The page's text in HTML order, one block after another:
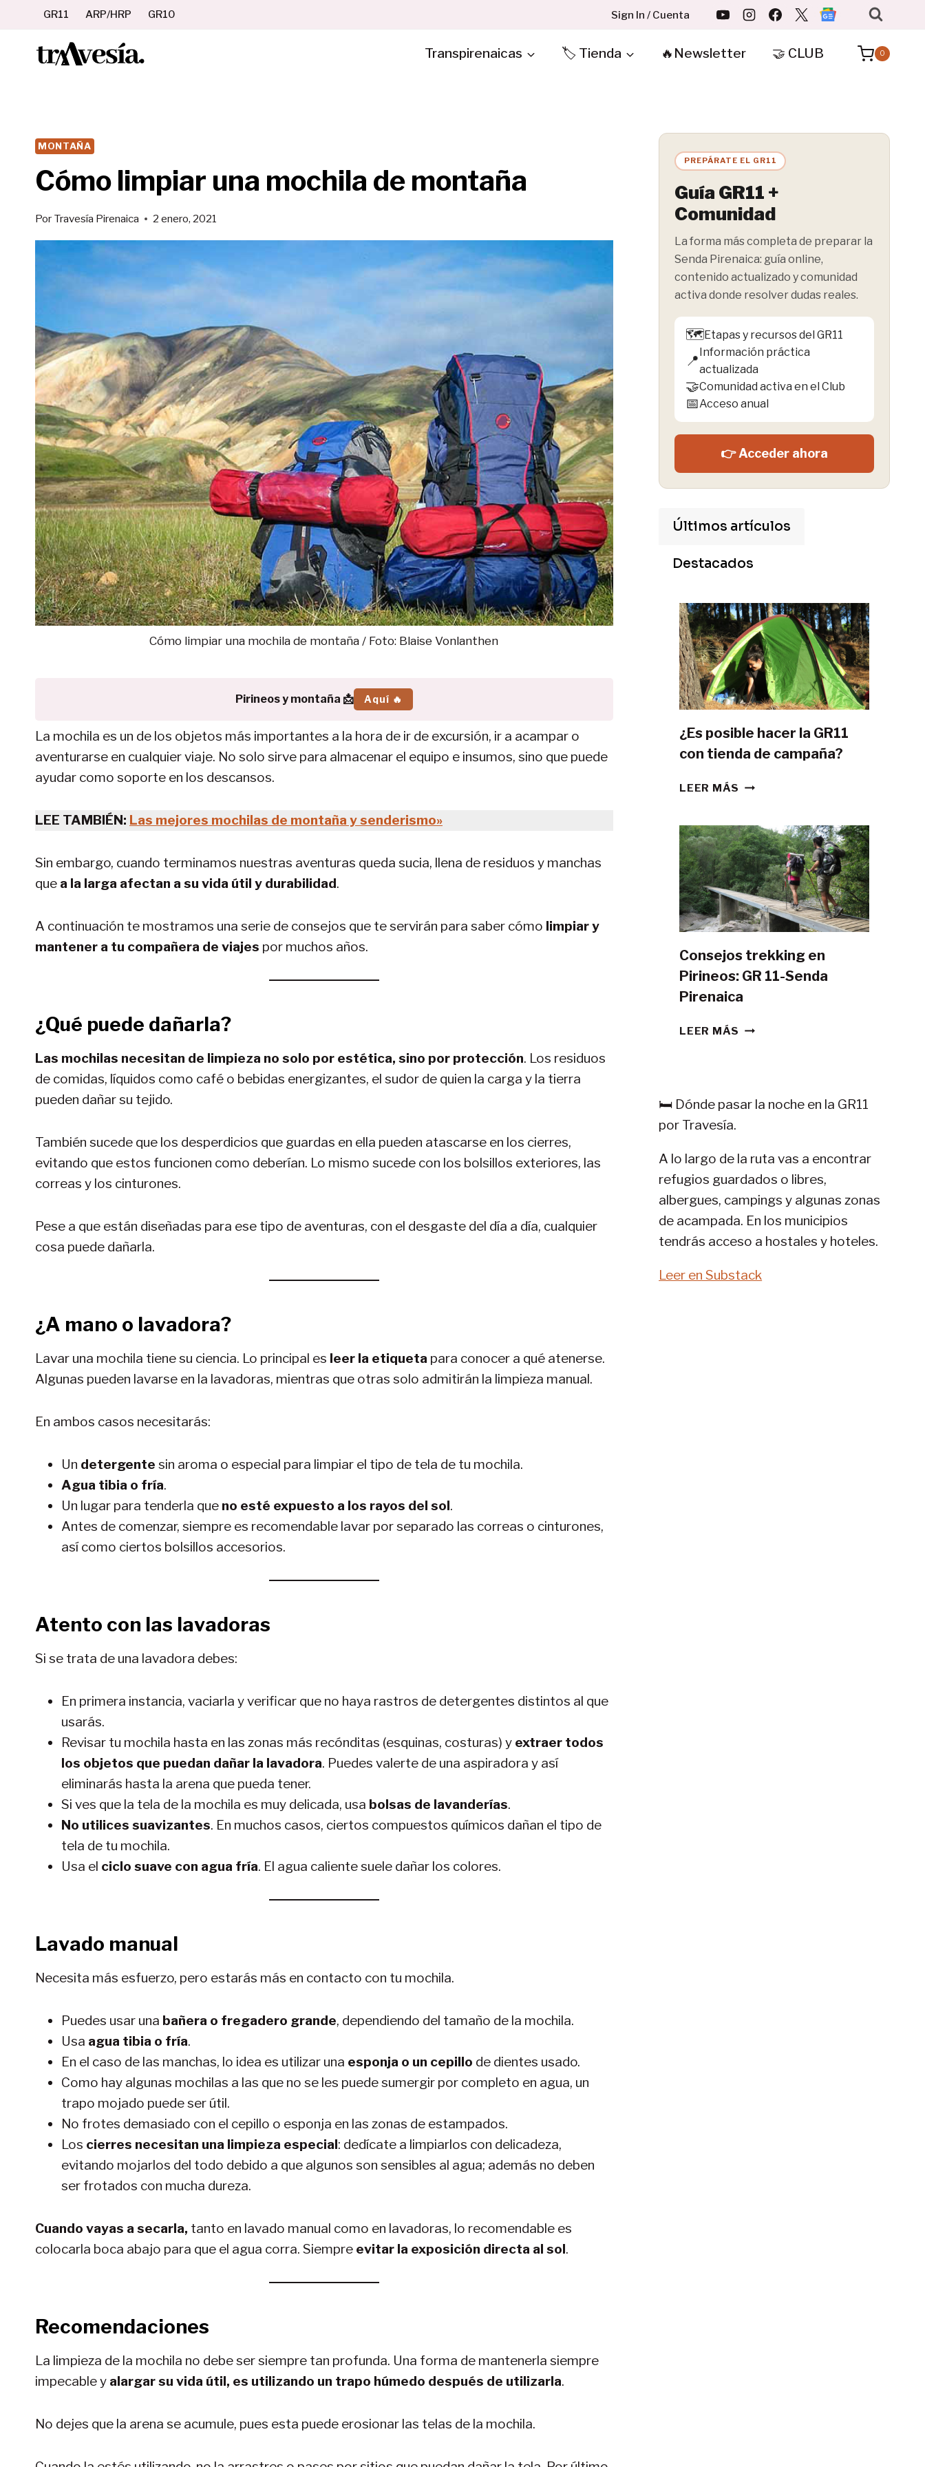
contenido
GR11 ARP/HRP GR10 Sign In / Cuenta
Transpirenaicas 🏷️ Tienda 🔥Newsletter 🤝 CLUB 0
MONTAÑA
Cómo limpiar una mochila de montaña
Por Travesía Pirenaica 2 enero, 2021
Cómo limpiar una mochila de montaña / Foto: Blaise Vonlanthen
Pirineos y montaña 📩 Aquí 🔥
La mochila es un de los objetos más importantes a la hora de ir de excursión, ir a acampar o
aventurarse en cualquier viaje. No solo sirve para almacenar el equipo e insumos, sino que puede
ayudar como soporte en los descansos.
LEE TAMBIÉN: Las mejores mochilas de montaña y senderismo»
Sin embargo, cuando terminamos nuestras aventuras queda sucia, llena de residuos y manchas
que a la larga afectan a su vida útil y durabilidad.
A continuación te mostramos una serie de consejos que te servirán para saber cómo limpiar y
mantener a tu compañera de viajes por muchos años.
¿Qué puede dañarla?
Las mochilas necesitan de limpieza no solo por estética, sino por protección. Los residuos
de comidas, líquidos como café o bebidas energizantes, el sudor de quien la carga y la tierra
pueden dañar su tejido.
También sucede que los desperdicios que guardas en ella pueden atascarse en los cierres,
evitando que estos funcionen como deberían. Lo mismo sucede con los bolsillos exteriores, las
correas y los cinturones.
Pese a que están diseñadas para ese tipo de aventuras, con el desgaste del día a día, cualquier
cosa puede dañarla.
¿A mano o lavadora?
Lavar una mochila tiene su ciencia. Lo principal es leer la etiqueta para conocer a qué atenerse.
Algunas pueden lavarse en la lavadoras, mientras que otras solo admitirán la limpieza manual.
En ambos casos necesitarás:
Un detergente sin aroma o especial para limpiar el tipo de tela de tu mochila.
Agua tibia o fría.
Un lugar para tenderla que no esté expuesto a los rayos del sol.
Antes de comenzar, siempre es recomendable lavar por separado las correas o cinturones,
así como ciertos bolsillos accesorios.
Atento con las lavadoras
Si se trata de una lavadora debes:
En primera instancia, vaciarla y verificar que no haya rastros de detergentes distintos al que
usarás.
Revisar tu mochila hasta en las zonas más recónditas (esquinas, costuras) y extraer todos
los objetos que puedan dañar la lavadora. Puedes valerte de una aspiradora y así
eliminarás hasta la arena que pueda tener.
Si ves que la tela de la mochila es muy delicada, usa bolsas de lavanderías.
No utilices suavizantes. En muchos casos, ciertos compuestos químicos dañan el tipo de
tela de tu mochila.
Usa el ciclo suave con agua fría. El agua caliente suele dañar los colores.
Lavado manual
Necesita más esfuerzo, pero estarás más en contacto con tu mochila.
Puedes usar una bañera o fregadero grande, dependiendo del tamaño de la mochila.
Usa agua tibia o fría.
En el caso de las manchas, lo idea es utilizar una esponja o un cepillo de dientes usado.
Como hay algunas mochilas a las que no se les puede sumergir por completo en agua, un
trapo mojado puede ser útil.
No frotes demasiado con el cepillo o esponja en las zonas de estampados.
Los cierres necesitan una limpieza especial: dedícate a limpiarlos con delicadeza,
evitando mojarlos del todo debido a que algunos son sensibles al agua; además no deben
ser frotados con mucha dureza.
Cuando vayas a secarla, tanto en lavado manual como en lavadoras, lo recomendable es
colocarla boca abajo para que el agua corra. Siempre evitar la exposición directa al sol.
Recomendaciones
La limpieza de la mochila no debe ser siempre tan profunda. Una forma de mantenerla siempre
impecable y alargar su vida útil, es utilizando un trapo húmedo después de utilizarla.
No dejes que la arena se acumule, pues esta puede erosionar las telas de la mochila.
PREPÁRATE EL GR11
Guía GR11 +
Comunidad
La forma más completa de preparar la
Senda Pirenaica: guía online,
contenido actualizado y comunidad
activa donde resolver dudas reales.
🗺️Etapas y recursos del GR11
📍
Información práctica
actualizada
🤝Comunidad activa en el Club
📅Acceso anual
👉 Acceder ahora
Últimos artículos
Destacados
¿Es posible hacer la GR11
con tienda de campaña?
LEER MÁS ¿ES
LA
GR11
CON
TIENDA
DE
CAMPAÑA?
Consejos trekking en
Pirineos: GR 11-Senda
Pirenaica
LEER MÁS CONSEJOS
11-
🛏️ Dónde pasar la noche en la GR11
por Travesía.
A lo largo de la ruta vas a encontrar
refugios guardados o libres,
albergues, campings y algunas zonas
de acampada. En los municipios
tendrás acceso a hostales y hoteles.
Leer en Substack